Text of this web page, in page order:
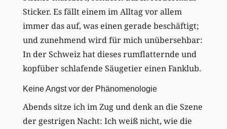
Sticker. Es fällt einem im Alltag vor allem
immer das auf, was einen gerade beschäftigt;
und zunehmend wird für mich unübersehbar:
In der Schweiz hat dieses rumflatternde und
kopfüber schlafende Säugetier einen Fanklub.
Keine Angst vor der Phänomenologie
Abends sitze ich im Zug und denk an die Szene
der gestrigen Nacht: Ich weiß nicht, wie die